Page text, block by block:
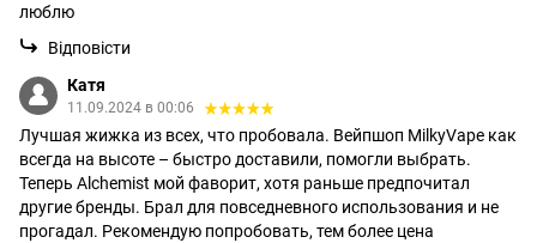
люблю
Відповісти
Катя
11.09.2024 в 00:06
Лучшая жижка из всех, что пробовала. Вейпшоп MilkyVape как
всегда на высоте – быстро доставили, помогли выбрать.
Теперь Alchemist мой фаворит, хотя раньше предпочитал
другие бренды. Брал для повседневного использования и не
прогадал. Рекомендую попробовать, тем более цена